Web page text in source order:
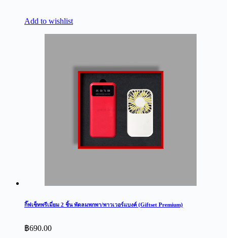
Add to wishlist
กิ๊ฟเซ็ทพรีเมี่ยม 2 ชิ้น พัดลมพกพา/พาวเวอร์แบงค์ (Giftset Premium)
฿690.00